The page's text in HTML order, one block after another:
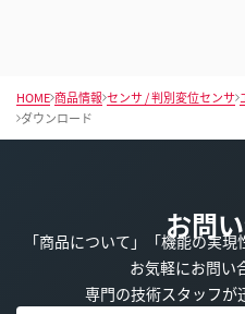
HOME 商品情報 センサ / 判別変位センサ
ダウンロード
お問
「商品について」「機能の実
お気軽にお問い
専門の技術スタッフが